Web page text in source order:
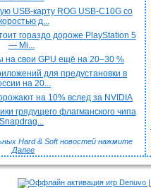
USB-карту ROG USB-C10G со
д...
гораздо дороже PlayStation 5
— Mi...
на свои GPU ещё на 20–30 %
для предустановки в
на 20...
на 10% вслед за NVIDIA
грядущего флагманского чипа
Snapdrag...
Hard & Soft новостей нажмите
Далее